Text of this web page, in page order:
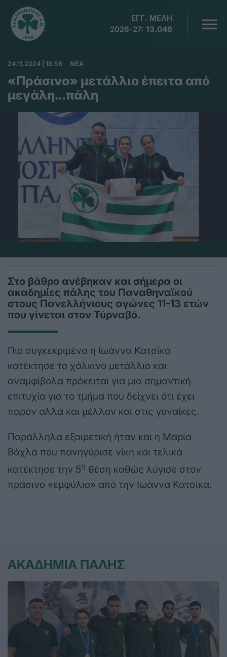
ΕΓΓ. ΜΕΛΗ
2026-27: 13.046
24.11.2024 | 18:58 ΝΕΑ
«Πράσινο» μετάλλιο έπειτα από
μεγάλη…πάλη
Στο βάθρο ανέβηκαν και σήμερα οι
ακαδημίες πάλης του Παναθηναϊκού
στους Πανελλήνιους αγώνες 11-13 ετών
που γίνεται στον Τύρναβό.
Πιο συγκεκριμένα η Ιωάννα Κατσίκα
κατέκτησε το χάλκινο μετάλλιο και
αναμφίβολα πρόκειται για μια σημαντική
επιτυχία για το τμήμα που δείχνει ότι έχει
παρόν αλλά και μέλλον και στις γυναίκες.
Παράλληλα εξαιρετική ήταν και η Μαρία
Βάχλα που πανηγύρισε νίκη και τελικά
κατέκτησε την 5η θέση καθώς λύγισε στον
πράσινο «εμφύλιο» από την Ιωάννα Κατσίκα.
ΑΚΑΔΗΜΙΑ ΠΑΛΗΣ